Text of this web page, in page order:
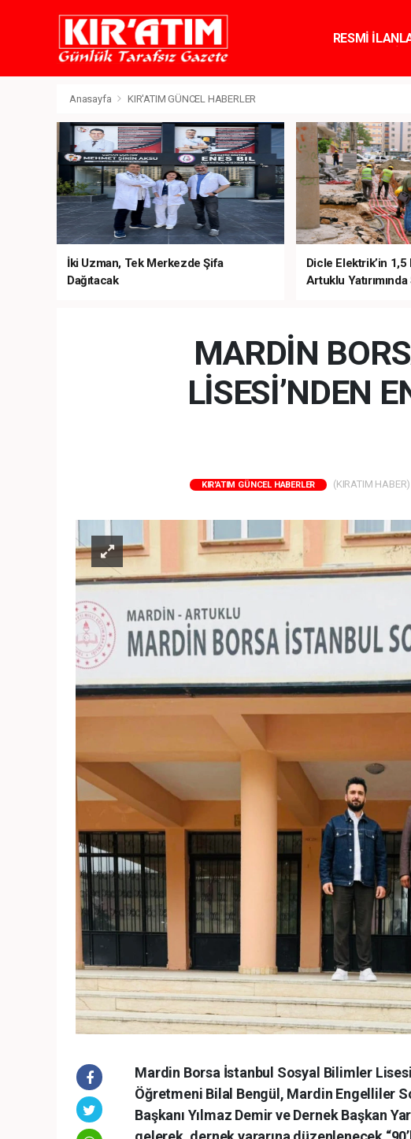
RESMİ
Anasayfa KIR'ATIM GÜNCEL HABERLER
İki Uzman, Tek Merkezde Şifa
Dağıtacak
Dicle Elektrik’in 1,5
Artuklu
MARDİN
LİSESİ’NDEN
KIR'ATIM GÜNCEL HABERLER (KIRATIM
Mardin Borsa İstanbul Sosyal Bilimler
Öğretmeni Bilal Bengül, Mardin Engelliler
Başkanı Yılmaz Demir ve Dernek Başkan